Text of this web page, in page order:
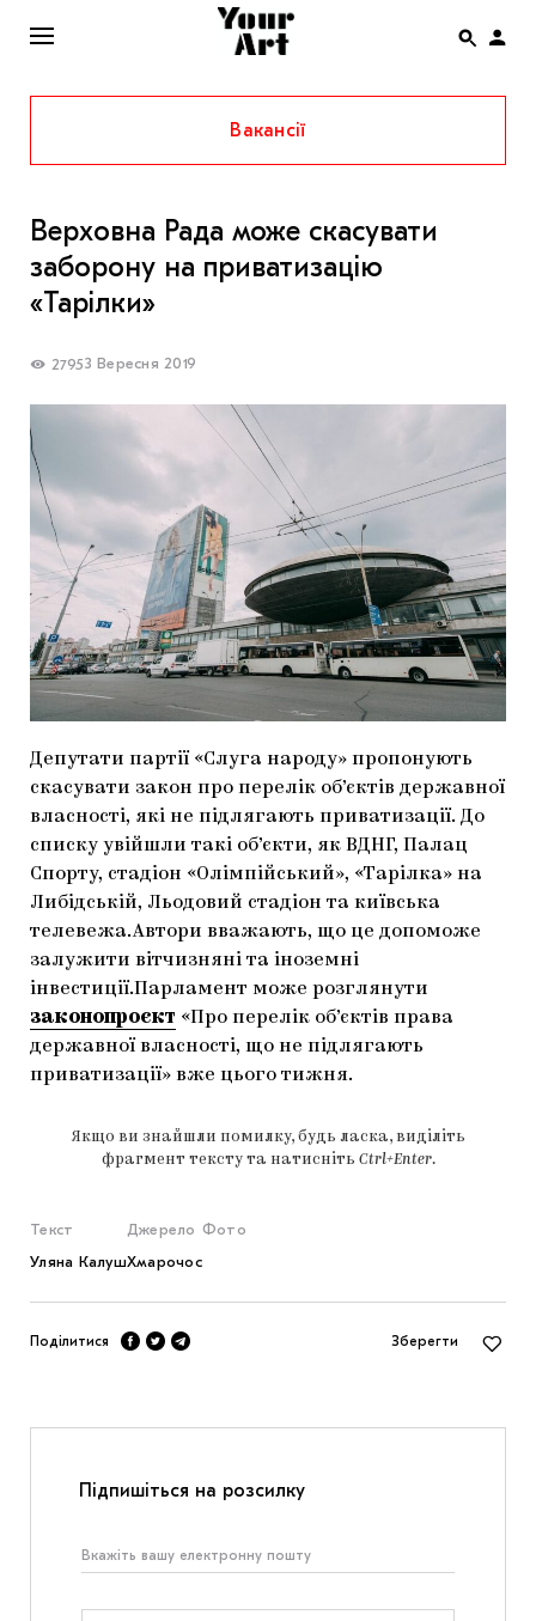
ENG
НОВИНИ
ІНТЕРВ’Ю
СПЕЦПРОЄКТИ
THE UKRAINIAN PAVILION AT VENICE BIENNALE
2022
МАРІУПОЛЬСЬКІ МАРГІНАЛІЇ
ДОСЛІДНИЦЬКА ПЛАТФОРМА
ЗАПАЛЕННЯ
CARPATHIAN CULT ПРО РІЗДВЯНІ СВЯТА
Вакансії
Верховна Рада може скасувати
заборону на приватизацію
«Тарілки»
27953 Вересня 2019
Депутати партії «Слуга народу» пропонують
скасувати закон про перелік об’єктів державної
власності, які не підлягають приватизації. До
списку увійшли такі об’єкти, як ВДНГ, Палац
Спорту, стадіон «Олімпійський», «Тарілка» на
Либідській, Льодовий стадіон та київська
телевежа.Автори вважають, що це допоможе
залужити вітчизняні та іноземні
інвестиції.Парламент може розглянути
законопроєкт «Про перелік об’єктів права
державної власності, що не підлягають
приватизації» вже цього тижня.
Якщо ви знайшли помилку, будь ласка, виділіть
фрагмент тексту та натисніть Ctrl+Enter.
Текст
Уляна Калуш
Джерело
Хмарочос
Фото
Поділитися Зберегти
Підпишіться на розсилку